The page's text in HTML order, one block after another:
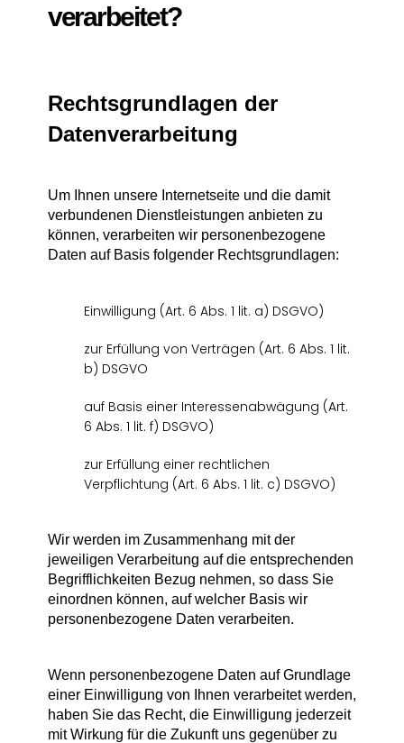
verarbeitet?
Rechtsgrundlagen der
Datenverarbeitung
Um Ihnen unsere Internetseite und die damit
verbundenen Dienstleistungen anbieten zu
können, verarbeiten wir personenbezogene
Daten auf Basis folgender Rechtsgrundlagen:
Einwilligung (Art. 6 Abs. 1 lit. a) DSGVO)
zur Erfüllung von Verträgen (Art. 6 Abs. 1 lit.
b) DSGVO
auf Basis einer Interessenabwägung (Art.
6 Abs. 1 lit. f) DSGVO)
zur Erfüllung einer rechtlichen
Verpflichtung (Art. 6 Abs. 1 lit. c) DSGVO)
Wir werden im Zusammenhang mit der
jeweiligen Verarbeitung auf die entsprechenden
Begrifflichkeiten Bezug nehmen, so dass Sie
einordnen können, auf welcher Basis wir
personenbezogene Daten verarbeiten.
Wenn personenbezogene Daten auf Grundlage
einer Einwilligung von Ihnen verarbeitet werden,
haben Sie das Recht, die Einwilligung jederzeit
mit Wirkung für die Zukunft uns gegenüber zu